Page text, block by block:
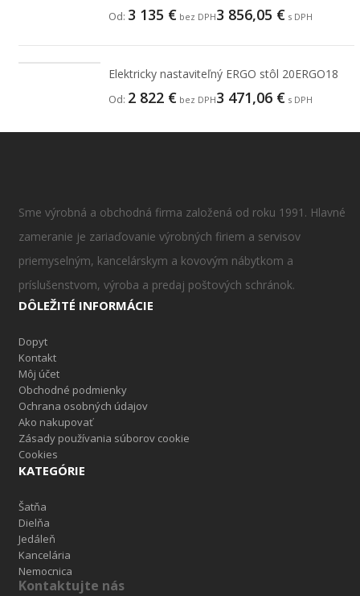
Od: 3 135 € bez DPH3 856,05 € s DPH
Elektricky nastaviteľný ERGO stôl 20ERGO18
Od: 2 822 € bez DPH3 471,06 € s DPH
Sme výrobná a obchodná firma založená od roku 1991. Hlavné
zameranie je zariaďovanie výrobných firiem a servisov
priemyselným, kancelárskym a kovovým nábytkom a
príslušenstvom, výroba a predaj poštových schránok.
DÔLEŽITÉ INFORMÁCIE
Dopyt
Kontakt
Môj účet
Obchodné podmienky
Ochrana osobných údajov
Ako nakupovať
Zásady používania súborov cookie
Cookies
KATEGÓRIE
Šatňa
Dielňa
Jedáleň
Kancelária
Nemocnica
Kontaktujte nás